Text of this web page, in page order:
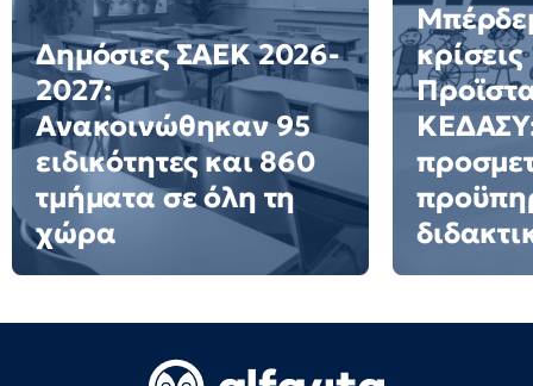
Δημόσιες ΣΑΕΚ 2026-
2027:
Ανακοινώθηκαν 95
ειδικότητες και 860
τμήματα σε όλη τη
χώρα
κρίσεις
ΚΕΔΑΣΥ: